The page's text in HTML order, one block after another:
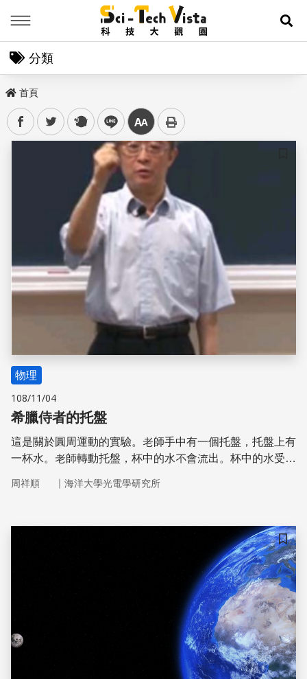
展
分類
首頁
facebooktwitter plurk line 中
物理
108/11/04
希臘侍者的托盤
這是關於圓周運動的實驗。老師手中有一個托盤，托盤上有
一杯水。老師轉動托盤，杯中的水不會流出。杯中的水受重
周祥順 ｜ 海洋大學光電學研究所
儲存